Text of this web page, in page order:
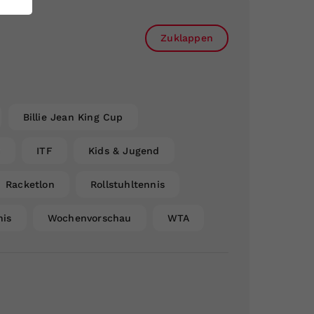
Zuklappen
Billie Jean King Cup
ITF Kids & Jugend
Racketlon Rollstuhltennis
Wochenvorschau WTA